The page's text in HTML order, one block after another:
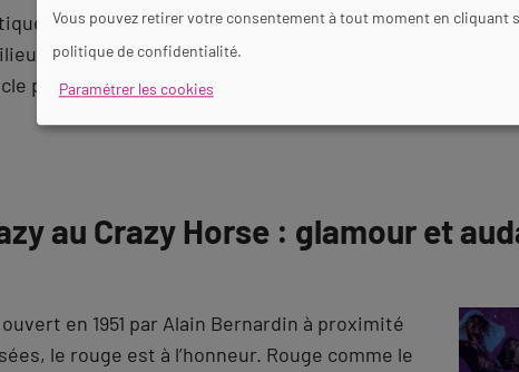
et sensuel où les artistes époustouflants
d’une quinzaine de décors exceptionnels.
pour une soirée mémorable !
au Crazy Horse : glamour et
en 1951 par Alain Bernardin à proximité
le rouge est à l’honneur. Rouge comme le
Vous pouvez retirer votre consentement à tout moment en cliquant
politique de confidentialité.
Paramétrer les cookies